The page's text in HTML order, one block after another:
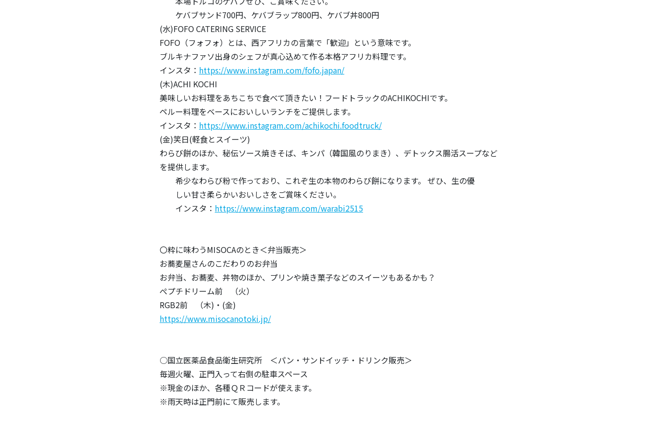
ケバブサンド700円、ケバブラップ800円、ケバブ丼800円
(水)FOFO CATERING SERVICE
FOFO（フォフォ）とは、西アフリカの言葉で「歓迎」という意味です。
ブルキナファソ出身のシェフが真心込めて作る本格アフリカ料理です。
インスタ： https://www.instagram.com/fofo.japan/
(木)ACHI KOCHI
美味しいお料理をあちこちで食べて頂きたい！フードトラックのACHIKOCHIです。
ペルー料理をベースにおいしいランチをご提供します。
インスタ： https://www.instagram.com/achikochi.foodtruck/
(金)笑日(軽食とスイーツ)
わらび餅のほか、秘伝ソース焼きそば、キンパ（韓国風のりまき）、デトックス腸活スープなど
を提供します。
希少なわらび粉で作っており、これぞ生の本物のわらび餅になります。 ぜひ、生の優
しい甘さ柔らかいおいしさをご賞味ください。
インスタ： https://www.instagram.com/warabi2515
〇粋に味わうMISOCAのとき＜弁当販売＞
お蕎麦屋さんのこだわりのお弁当
お弁当、お蕎麦、丼物のほか、プリンや焼き菓子などのスイーツもあるかも？
ぺプチドリーム前 （火）
RGB2前 （木)・(金)
https://www.misocanotoki.jp/
○国立医薬品食品衛生研究所 ＜パン・サンドイッチ・ドリンク販売＞
毎週火曜、正門入って右側の駐車スペース
※現金のほか、各種ＱＲコードが使えます。
※雨天時は正門前にて販売します。